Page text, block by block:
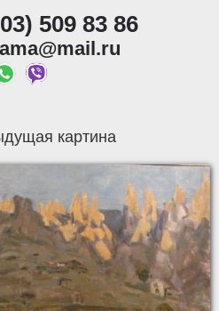
509 83 86
картина